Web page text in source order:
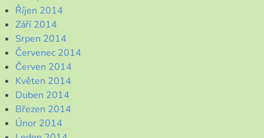
Říjen 2014
Září 2014
Srpen 2014
Červenec 2014
Červen 2014
Květen 2014
Duben 2014
Březen 2014
Únor 2014